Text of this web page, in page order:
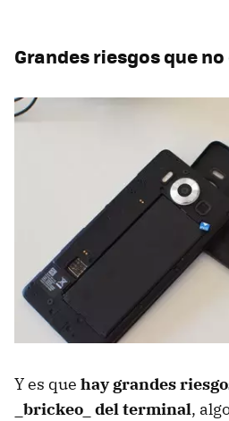
Grandes riesgos que
Y es que hay grandes
_brickeo_ del terminal,